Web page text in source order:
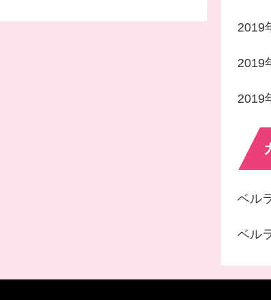
2019
2019
2019
ベル
ベル